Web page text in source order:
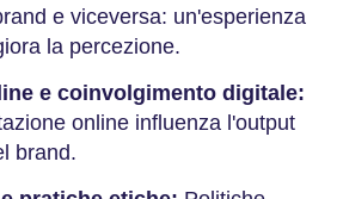
e viceversa: un'esperienza
la percezione.
e coinvolgimento digitale:
online influenza l'output
brand.